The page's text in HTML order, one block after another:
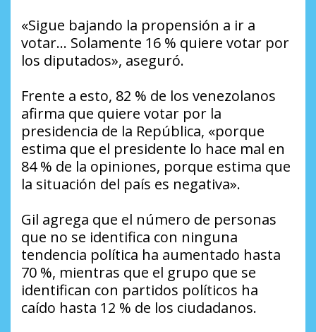
«Sigue bajando la propensión a ir a
votar… Solamente 16 % quiere votar por
los diputados», aseguró.
Frente a esto, 82 % de los venezolanos
afirma que quiere votar por la
presidencia de la República, «porque
estima que el presidente lo hace mal en
84 % de la opiniones, porque estima que
la situación del país es negativa».
Gil agrega que el número de personas
que no se identifica con ninguna
tendencia política ha aumentado hasta
70 %, mientras que el grupo que se
identifican con partidos políticos ha
caído hasta 12 % de los ciudadanos.